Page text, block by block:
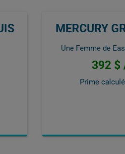
MERCURY
Une Femme de
392 $
Prime